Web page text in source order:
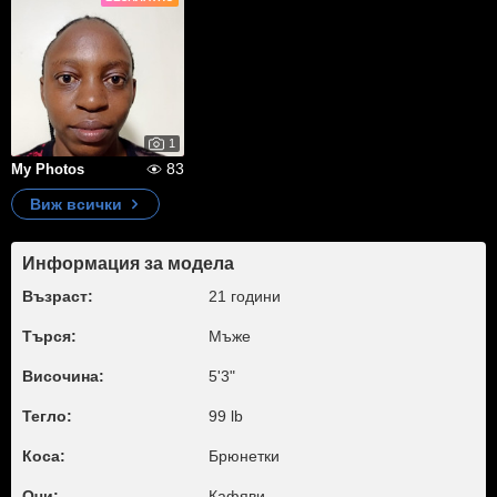
1
My Photos
83
Виж всички
Информация за модела
Възраст: 21 години
Търся: Мъже
Височина: 5'3"
Тегло: 99 lb
Коса: Брюнетки